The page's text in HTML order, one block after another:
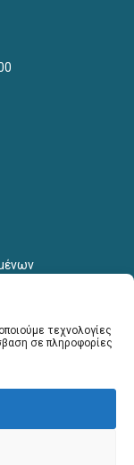
τεχνολογίες
σε πληροφορίες